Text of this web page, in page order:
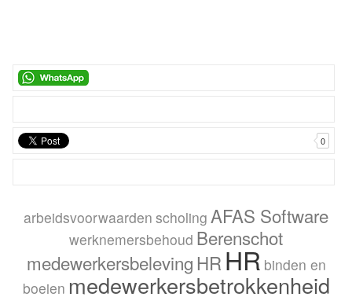
0
arbeidsvoorwaarden scholing AFAS Software
werknemersbehoud Berenschot
medewerkersbeleving HR HR binden en
boeien medewerkersbetrokkenheid